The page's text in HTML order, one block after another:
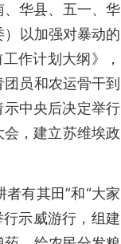
华县、五一、华
以加强对暴动的
作计划大纲》，
员和农运骨干到
中央后决定举行
，建立苏维埃政
有其田”和“大家
示威游行，组建